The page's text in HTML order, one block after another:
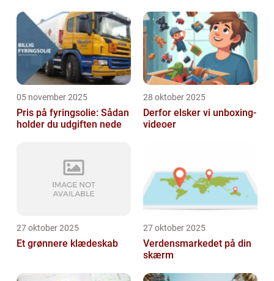
05 november 2025
Pris på fyringsolie: Sådan
holder du udgiften nede
28 oktober 2025
Derfor elsker vi unboxing-
videoer
27 oktober 2025
Et grønnere klædeskab
27 oktober 2025
Verdensmarkedet på din
skærm